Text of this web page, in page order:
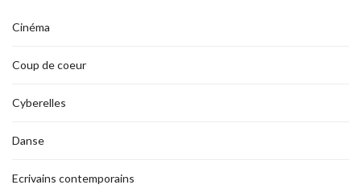
Cinéma
Coup de coeur
Cyberelles
Danse
Ecrivains contemporains